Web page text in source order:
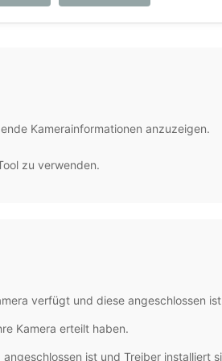
Kamerainformationen anzuzeigen.
zu verwenden.
verfügt und diese angeschlossen
Kamera erteilt haben.
ist und Treiber installiert